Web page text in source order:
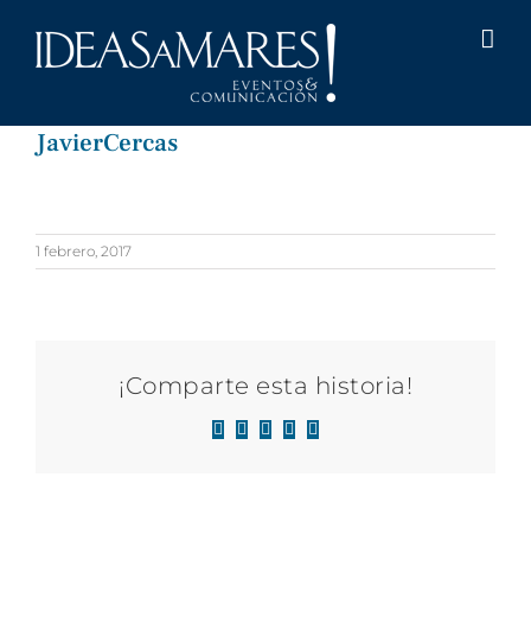
JavierCercas
1 febrero, 2017
¡Comparte esta historia!
Facebook
X LinkedIn
WhatsApp
Correo